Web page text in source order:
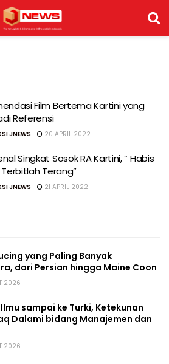
Film Bertema Kartini yang
Referensi
JNEWS 20 APRIL 2022
Singkat Sosok RA Kartini, ” Habis
Terang”
JNEWS 21 APRIL 2022
yang Paling Banyak
dari Persian hingga Maine Coon
2026
sampai ke Turki, Ketekunan
Dalami bidang Manajemen dan
2026